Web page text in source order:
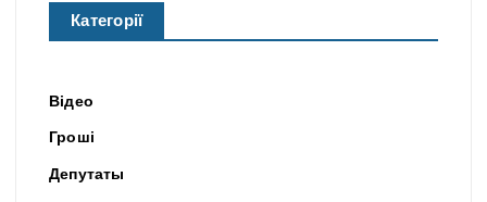
Категорії
Відео
Гроші
Депутаты